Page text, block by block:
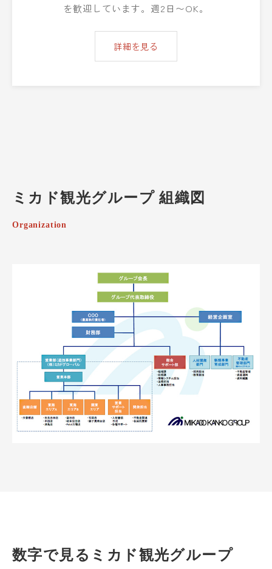
を歓迎しています。週2日〜OK。
詳細を見る
ミカド観光グループ 組織図
Organization
数字で見るミカド観光グループ